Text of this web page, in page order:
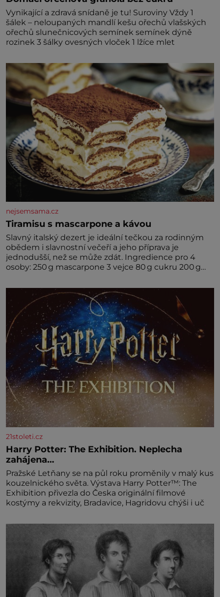
Vynikající a zdravá snídaně je tu! Suroviny Vždy 1
šálek – neloupaných mandlí kešu ořechů vlašských
ořechů slunečnicových semínek semínek dýně
rozinek 3 šálky ovesných vloček 1 lžíce mlet
nejsemsama.cz
Tiramisu s mascarpone a kávou
Slavný italský dezert je ideální tečkou za rodinným
obědem i slavnostní večeří a jeho příprava je
jednodušší, než se může zdát. Ingredience pro 4
osoby: 250 g mascarpone 3 vejce 80 g cukru 200 g
amaretta kakao na posypání Postup: Oddělte
žloutky od bílků. Žloutky vyšlehejte s cukrem do
světlé pěny a postupně do nich vmíchejte
mascarpone, aby vznikl hladký
21stoleti.cz
Harry Potter: The Exhibition. Neplecha
zahájena…
Pražské Letňany se na půl roku proměnily v malý kus
kouzelnického světa. Výstava Harry Potter™: The
Exhibition přivezla do Česka originální filmové
kostýmy a rekvizity, Bradavice, Hagridovu chýši i uč